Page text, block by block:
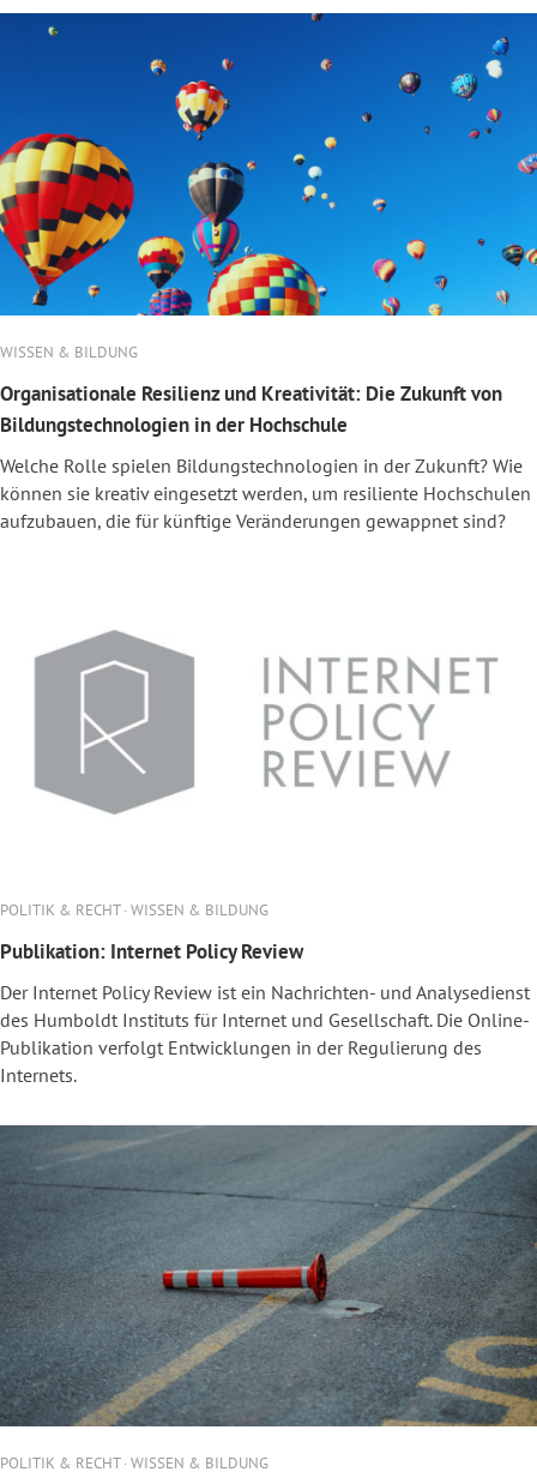
WISSEN & BILDUNG
Organisationale Resilienz und Kreativität: Die Zukunft von
Bildungstechnologien in der Hochschule
Welche Rolle spielen Bildungstechnologien in der Zukunft? Wie
können sie kreativ eingesetzt werden, um resiliente Hochschulen
aufzubauen, die für künftige Veränderungen gewappnet sind?
POLITIK & RECHT · WISSEN & BILDUNG
Publikation: Internet Policy Review
Der Internet Policy Review ist ein Nachrichten- und Analysedienst
des Humboldt Instituts für Internet und Gesellschaft. Die Online-
Publikation verfolgt Entwicklungen in der Regulierung des
Internets.
POLITIK & RECHT · WISSEN & BILDUNG